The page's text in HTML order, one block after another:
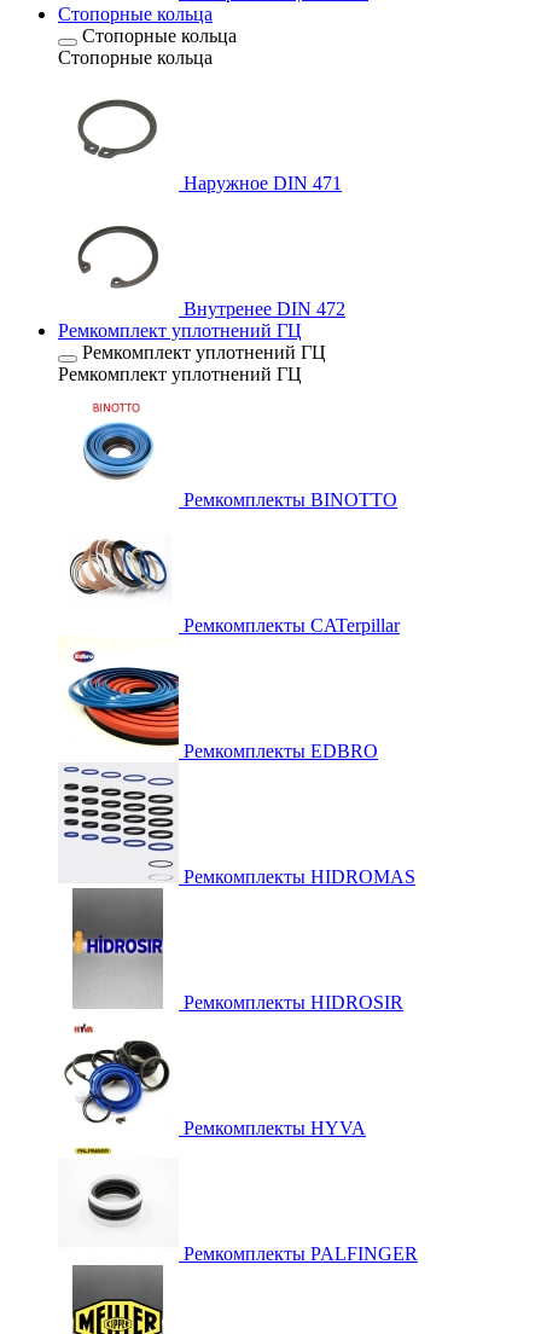
Стопорные кольца
Стопорные кольца
Стопорные кольца
Наружное DIN 471
Внутренее DIN 472
Ремкомплект уплотнений ГЦ
Ремкомплект уплотнений ГЦ
Ремкомплект уплотнений ГЦ
Ремкомплекты BINOTTO
Ремкомплекты CATerpillar
Ремкомплекты EDBRO
Ремкомплекты HIDROMAS
Ремкомплекты HIDROSIR
Ремкомплекты HYVA
Ремкомплекты PALFINGER